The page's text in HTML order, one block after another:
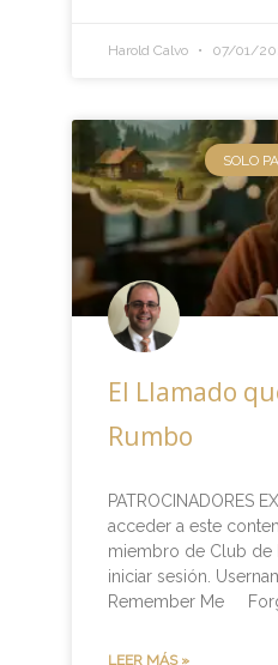
Harold Calvo 07/01/
SOLO
El Llamado
Rumbo
PATROCINADORES
acceder a este
miembro de Club de
iniciar sesión.
Remember Me
LEER MÁS »